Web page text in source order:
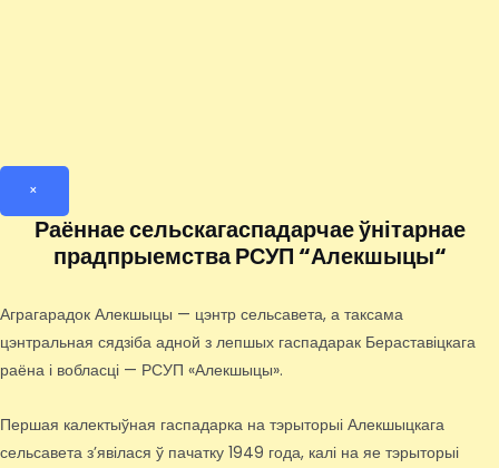
×
Раённае сельскагаспадарчае ўнітарнае
прадпрыемства РСУП “Алекшыцы“
Аграгарадок Алекшыцы — цэнтр сельсавета, а таксама
цэнтральная сядзіба адной з лепшых гаспадарак Бераставіцкага
раёна і вобласці — РСУП «Алекшыцы».
Першая калектыўная гаспадарка на тэрыторыі Алекшыцкага
сельсавета з’явілася ў пачатку 1949 года, калі на яе тэрыторыі